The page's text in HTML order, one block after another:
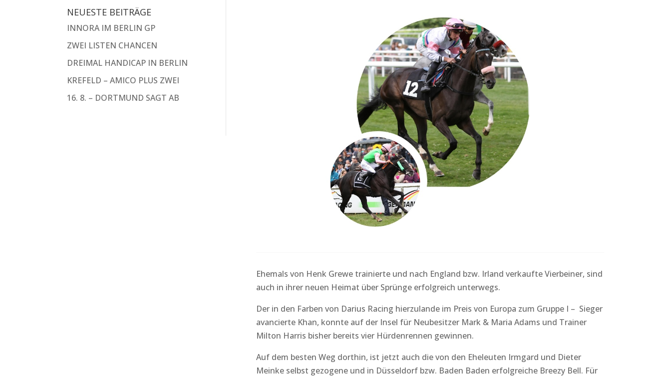
NEUESTE BEITRÄGE
INNORA IM BERLIN GP
ZWEI LISTEN CHANCEN
DREIMAL HANDICAP IN BERLIN
KREFELD – AMICO PLUS ZWEI
16. 8. – DORTMUND SAGT AB
Ehemals von Henk Grewe trainierte und nach England bzw. Irland verkaufte Vierbeiner, sind
auch in ihrer neuen Heimat über Sprünge erfolgreich unterwegs.
Der in den Farben von Darius Racing hierzulande im Preis von Europa zum Gruppe I – Sieger
avancierte Khan, konnte auf der Insel für Neubesitzer Mark & Maria Adams und Trainer
Milton Harris bisher bereits vier Hürdenrennen gewinnen.
Auf dem besten Weg dorthin, ist jetzt auch die von den Eheleuten Irmgard und Dieter
Meinke selbst gezogene und in Düsseldorf bzw. Baden Baden erfolgreiche Breezy Bell. Für